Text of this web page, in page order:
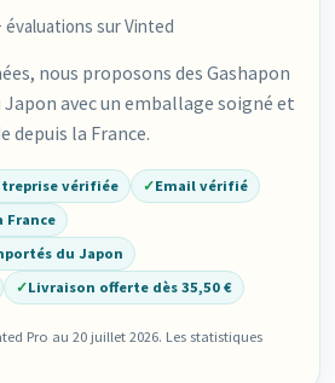
évaluations sur Vinted
nous proposons des Gashapon
avec un emballage soigné et
depuis la France.
vérifiée ✓Email vérifié
France
du Japon
✓Livraison offerte dès 35,50 €
Pro au 20 juillet 2026. Les statistiques